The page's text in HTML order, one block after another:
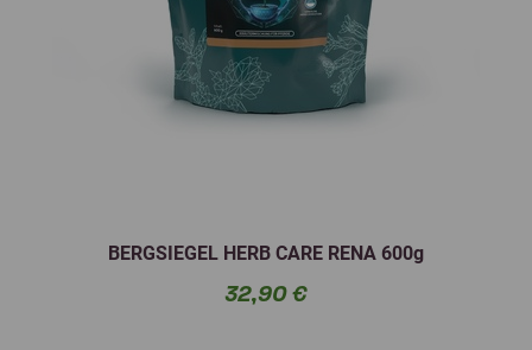
BERGSIEGEL HERB CARE RENA 600g
32,90 €